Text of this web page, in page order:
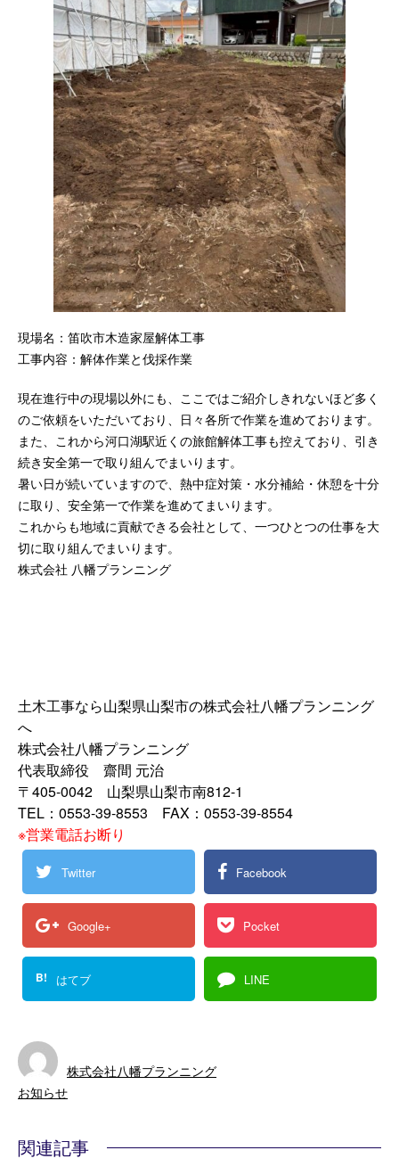
現場名：笛吹市木造家屋解体工事
工事内容：解体作業と伐採作業
現在進行中の現場以外にも、ここではご紹介しきれないほど多く
のご依頼をいただいており、日々各所で作業を進めております。
また、これから河口湖駅近くの旅館解体工事も控えており、引き
続き安全第一で取り組んでまいります。
暑い日が続いていますので、熱中症対策・水分補給・休憩を十分
に取り、安全第一で作業を進めてまいります。
これからも地域に貢献できる会社として、一つひとつの仕事を大
切に取り組んでまいります。
株式会社 八幡プランニング
土木工事なら山梨県山梨市の株式会社八幡プランニング
へ
株式会社八幡プランニング
代表取締役 齋間 元治
〒405-0042 山梨県山梨市南812-1
TEL：0553-39-8553 FAX：0553-39-8554
※営業電話お断り
Twitter Facebook
Google+ Pocket
B! はてブ LINE
株式会社八幡プランニング
お知らせ
関連記事